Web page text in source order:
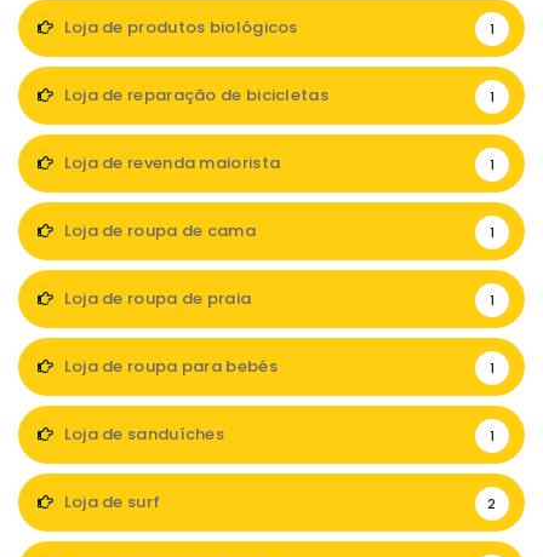
Loja de produtos biológicos 1
Loja de reparação de bicicletas 1
Loja de revenda maiorista 1
Loja de roupa de cama 1
Loja de roupa de praia 1
Loja de roupa para bebés 1
Loja de sanduíches 1
Loja de surf 2